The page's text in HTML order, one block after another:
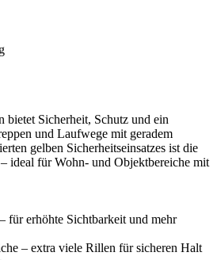
Sicherheit, Schutz und ein
und Laufwege mit geradem
gelben Sicherheitseinsatzes ist die
ideal für Wohn- und Objektbereiche mit
für erhöhte Sichtbarkeit und mehr
– extra viele Rillen für sicheren Halt